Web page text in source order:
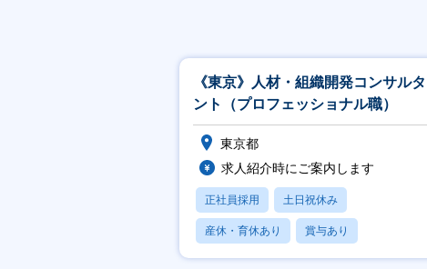
《東京》人材・組織開発コンサルタ
ント（プロフェッショナル職）
東京都
求人紹介時にご案内します
正社員採用 土日祝休み
産休・育休あり 賞与あり
フレックス